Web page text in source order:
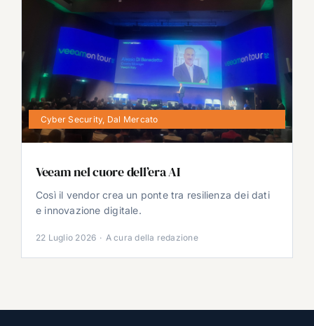
Cyber Security, Dal Mercato
Veeam nel cuore dell’era AI
Così il vendor crea un ponte tra resilienza dei dati
e innovazione digitale.
22 Luglio 2026 · A cura della redazione